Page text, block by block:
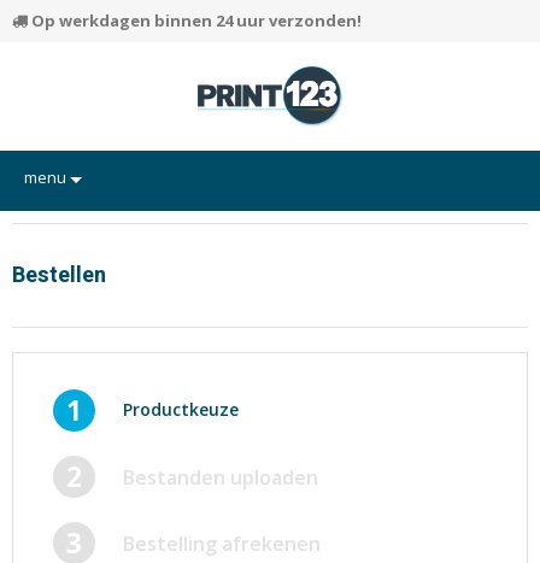
Op werkdagen binnen 24 uur verzonden!
menu
Flyers
Hand-outs/Losbladig
Posters
Rapporten/Verslagen
Certificaten/Diploma's
Visitekaartjes
Alle producten
Bestellen
1 Productkeuze
2 Bestanden uploaden
3 Bestelling afrekenen